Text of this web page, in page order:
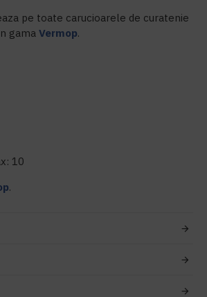
pe toate carucioarele de curatenie
gama Vermop.
10
.